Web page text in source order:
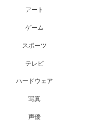
アート
ゲーム
スポーツ
テレビ
ハードウェア
写真
声優